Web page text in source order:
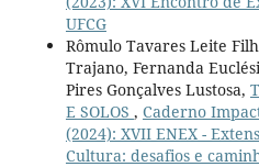
UFCG
Rômulo Tavares Leite
Trajano, Fernanda
Pires Gonçalves Lustosa,
E SOLOS , Caderno
(2024): XVII ENEX -
Cultura: desafios e